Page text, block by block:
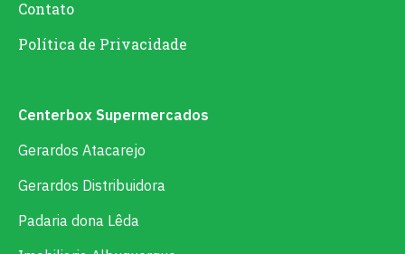
Contato
Política de Privacidade
Centerbox Supermercados
Gerardos Atacarejo
Gerardos Distribuidora
Padaria dona Lêda